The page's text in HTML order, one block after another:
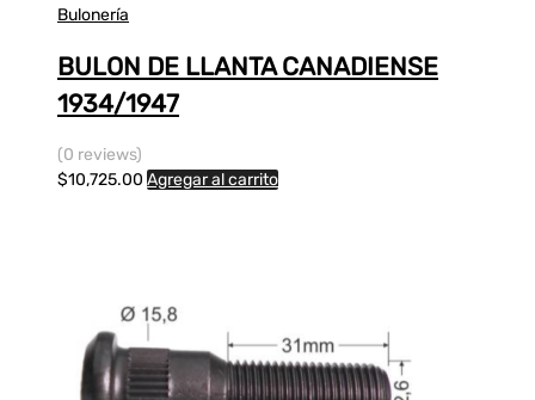
Bulonería
BULON DE LLANTA CANADIENSE
1934/1947
(0 reviews)
$10,725.00 Agregar al carrito